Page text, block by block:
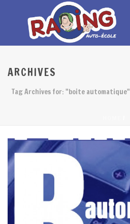
ARCHIVES
Tag Archives for: "boite automatique"